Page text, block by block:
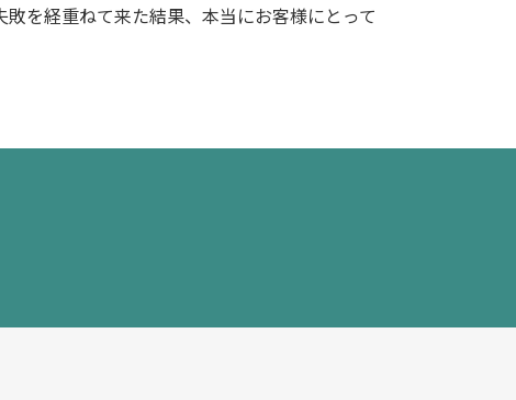
を経重ねて来た結果、本当にお客様にとって